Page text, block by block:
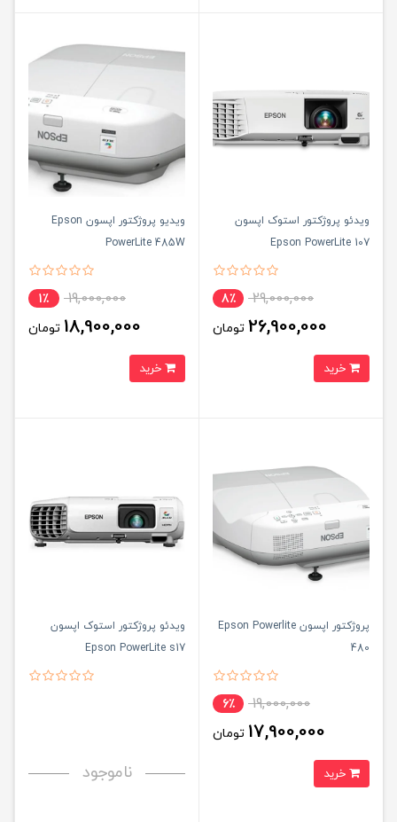
ویدئو پروژکتور استوک اپسون
Epson PowerLite 107
29,000,000 8٪
26,900,000 تومان
ویدیو پروژکتور اپسون Epson
PowerLite 485W
19,000,000 1٪
18,900,000 تومان
پروژکتور اپسون Epson Powerlite
480
19,000,000 6٪
17,900,000 تومان
ویدئو پروژکتور استوک اپسون
Epson PowerLite s17
ناموجود